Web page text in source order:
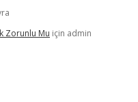
Zorunlu Mu için admin